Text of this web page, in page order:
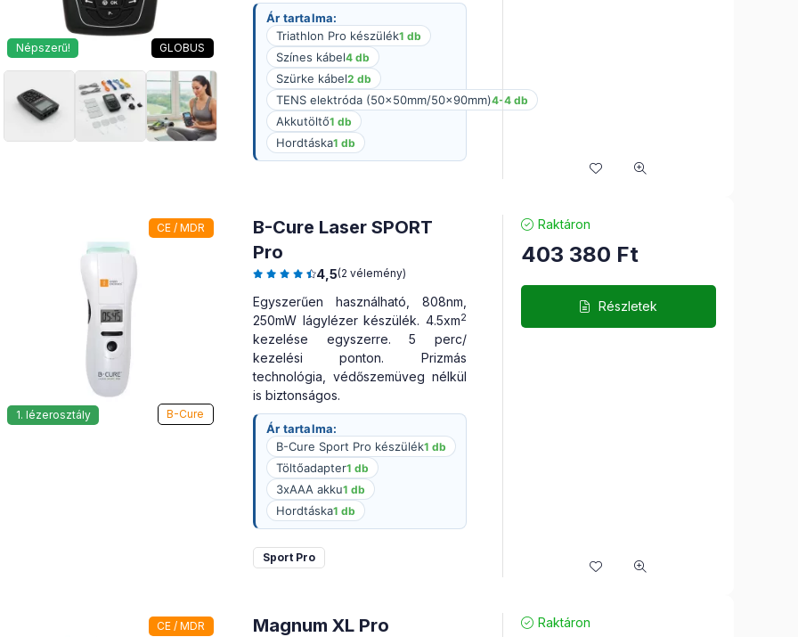
Népszerű! GLOBUS
Ár tartalma:
Triathlon Pro készülék1 db
Színes kábel4 db
Szürke kábel2 db
TENS elektróda (50x50mm/50x90mm)4-4 db
Akkutöltő1 db
Hordtáska1 db
CE / MDR
1. lézerosztály B-Cure
B-Cure Laser SPORT
Pro
4,5(2 vélemény)
Egyszerűen használható, 808nm,
250mW lágylézer készülék. 4.5xm2
kezelése egyszerre. 5 perc/
kezelési ponton. Prizmás
technológia, védőszemüveg nélkül
is biztonságos.
Ár tartalma:
B-Cure Sport Pro készülék1 db
Töltőadapter1 db
3xAAA akku1 db
Hordtáska1 db
Sport Pro
Raktáron
403 380 Ft
Részletek
CE / MDR Magnum XL Pro Raktáron